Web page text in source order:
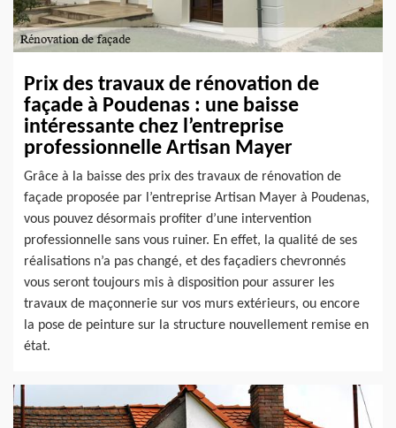
Prix des travaux de rénovation de
façade à Poudenas : une baisse
intéressante chez l’entreprise
professionnelle Artisan Mayer
Grâce à la baisse des prix des travaux de rénovation de
façade proposée par l’entreprise Artisan Mayer à Poudenas,
vous pouvez désormais profiter d’une intervention
professionnelle sans vous ruiner. En effet, la qualité de ses
réalisations n’a pas changé, et des façadiers chevronnés
vous seront toujours mis à disposition pour assurer les
travaux de maçonnerie sur vos murs extérieurs, ou encore
la pose de peinture sur la structure nouvellement remise en
état.